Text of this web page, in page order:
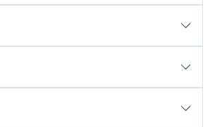
25 mg hydrochloorthiazide